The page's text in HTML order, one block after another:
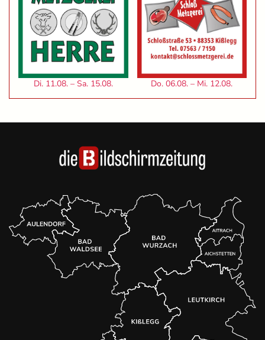
Di. 11.08. – Sa. 15.08. Do. 06.08. – Mi. 12.08.